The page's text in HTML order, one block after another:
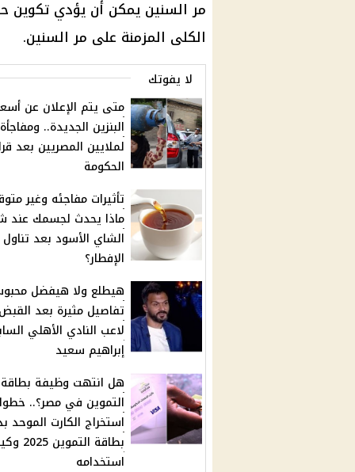
مر السنين يمكن أن يؤدي تكوين
الكلى المزمنة على مر السنين.
لا يفوتك
متى يتم الإعلان عن
البنزين الجديدة..
لملايين المصريين بعد
الحكومة
تأثيرات مفاجئه وغير
ماذا يحدث لجسمك عند
الشاي الأسود بعد
الإفطار؟
هيطلع ولا هيفضل
تفاصيل مثيرة بعد
لاعب النادي الأهلي
إبراهيم سعيد
هل انتهت وظيفة بطاقة
التموين في مصر؟..
استخراج الكارت الموحد
بطاقة
استخدامه